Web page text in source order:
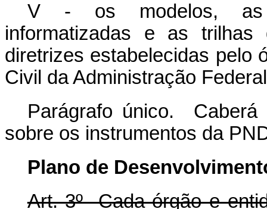
V - os modelos, as
informatizadas e as trilhas
diretrizes estabelecidas pelo
Civil da Administração
Parágrafo único.
sobre os instrumentos da
Plano de
Art. 3º Cada órgão e